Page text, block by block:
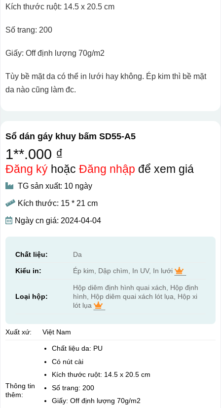
Kích thước ruột: 14.5 x 20.5 cm
Số trang: 200
Giấy: Off định lượng 70g/m2
Tùy bề mặt da có thể in lưới hay không. Ép kim thì bề mặt
da nào cũng làm đc.
Sổ dán gáy khuy bấm SD55-A5
1**.000 ₫
Đăng kýhoặc Đăng nhập để xem giá
TG sản xuất: 10 ngày
Kích thước: 15 * 21 cm
Ngày cn giá: 2024-04-04
Chất liệu: Da
Kiểu in: Ép kim, Dập chìm, In UV, In lưới
Loại hộp:
Hộp diêm định hình quai xách, Hộp định
hình, Hộp diêm quai xách lót lụa, Hộp xi
lót lụa
Xuất xứ: Việt Nam
Thông tin
thêm:
Chất liệu da: PU
Có nút cài
Kích thước ruột: 14.5 x 20.5 cm
Số trang: 200
Giấy: Off định lượng 70g/m2